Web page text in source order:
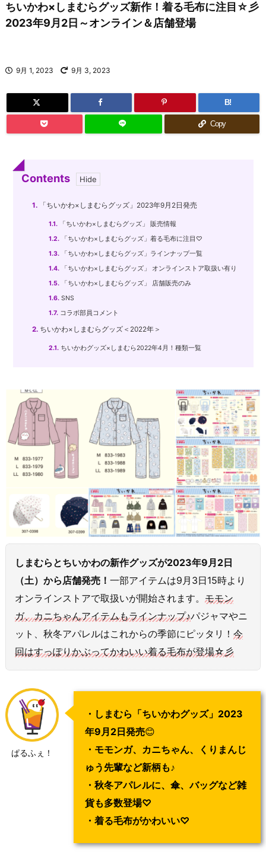
ちいかわ×しまむらグッズ新作！着る毛布に注目☆彡
2023年9月2日～オンライン＆店舗登場
9月 1, 2023 9月 3, 2023
B!
Copy
Contents
1.「ちいかわ×しまむらグッズ」2023年9月2日発売
1.1.「ちいかわ×しまむらグッズ」 販売情報
1.2.「ちいかわ×しまむらグッズ」着る毛布に注目♡
1.3.「ちいかわ×しまむらグッズ」ラインナップ一覧
1.4.「ちいかわ×しまむらグッズ」 オンラインストア取扱い有り
1.5.「ちいかわ×しまむらグッズ」 店舗販売のみ
1.6.SNS
1.7.コラボ部員コメント
2.ちいかわ×しまむらグッズ＜2022年＞
2.1.ちいかわグッズ×しまむら2022年4月！種類一覧
しまむらとちいかわの新作グッズが2023年9月2日
（土）から店舗発売！ 一部アイテムは9月3日15時より
オンラインストアで取扱いが開始されます。 モモン
ガ、カニちゃんアイテムもラインナップ♪パジャマやニ
ット、秋冬アパレルはこれからの季節にピッタリ！ 今
回はすっぽりかぶってかわいい着る毛布が登場☆彡
ぱるふぇ！
・しまむら「ちいかわグッズ」2023
年9月2日発売😊
・モモンガ、カニちゃん、くりまんじ
ゅう先輩など新柄も♪
・秋冬アパレルに、傘、バッグなど雑
貨も多数登場♡
・着る毛布がかわいい♡